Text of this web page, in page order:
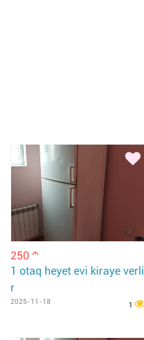
250 m
1 otaq heyet evi kiraye verli
r
2025-11-18 1